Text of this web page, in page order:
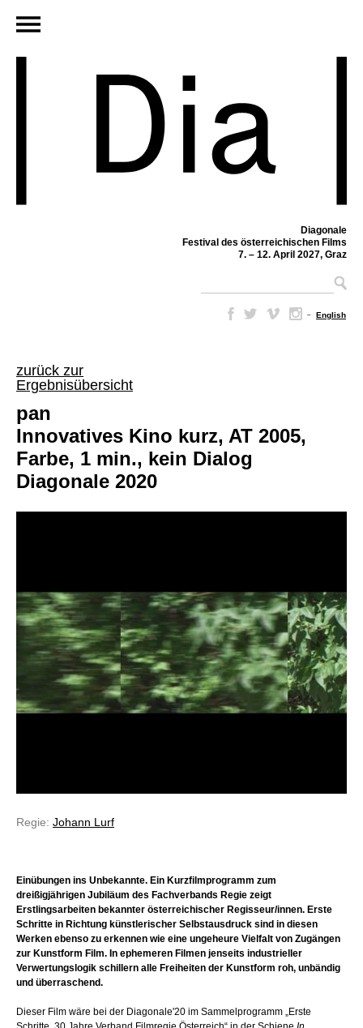
Diagonale
Festival des österreichischen Films
7. – 12. April 2027, Graz
– English
zurück zur
Ergebnisübersicht
pan
Innovatives Kino kurz, AT 2005,
Farbe, 1 min., kein Dialog
Diagonale 2020
Regie: Johann Lurf
Einübungen ins Unbekannte. Ein Kurzfilmprogramm zum
dreißigjährigen Jubiläum des Fachverbands Regie zeigt
Erstlingsarbeiten bekannter österreichischer Regisseur/innen. Erste
Schritte in Richtung künstlerischer Selbstausdruck sind in diesen
Werken ebenso zu erkennen wie eine ungeheure Vielfalt von Zugängen
zur Kunstform Film. In ephemeren Filmen jenseits industrieller
Verwertungslogik schillern alle Freiheiten der Kunstform roh, unbändig
und überraschend.
Dieser Film wäre bei der Diagonale'20 im Sammelprogramm „Erste